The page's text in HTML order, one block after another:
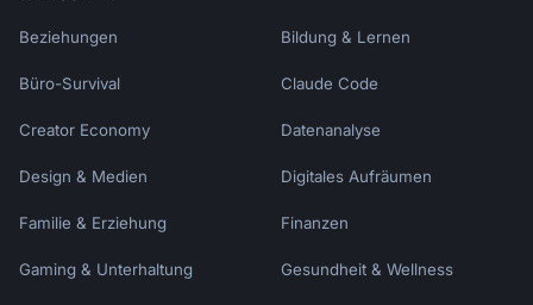
Beziehungen Bildung & Lernen
Büro-Survival Claude Code
Creator Economy Datenanalyse
Design & Medien Digitales Aufräumen
Familie & Erziehung Finanzen
Gaming & Unterhaltung Gesundheit & Wellness